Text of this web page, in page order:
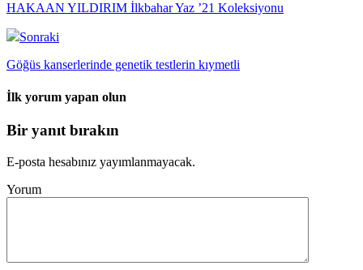
HAKAAN YILDIRIM İlkbahar Yaz ’21 Koleksiyonu
Sonraki
Göğüs kanserlerinde genetik testlerin kıymetli
İlk yorum yapan olun
Bir yanıt bırakın
E-posta hesabınız yayımlanmayacak.
Yorum